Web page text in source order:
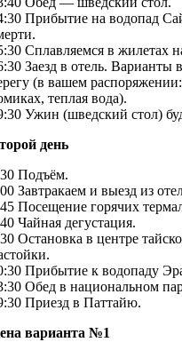
Прибытие на водопад
Сплавляемся в жилетах
Заезд в отель. Варианты
(в вашем
теплая вода).
Ужин (шведский стол)
день
Подъём.
Завтракаем и выезд из
Посещение горячих
Чайная дегустация.
Остановка в центре
Прибытие к водопаду
Обед в национальном
Приезд в Паттайю.
варианта №1